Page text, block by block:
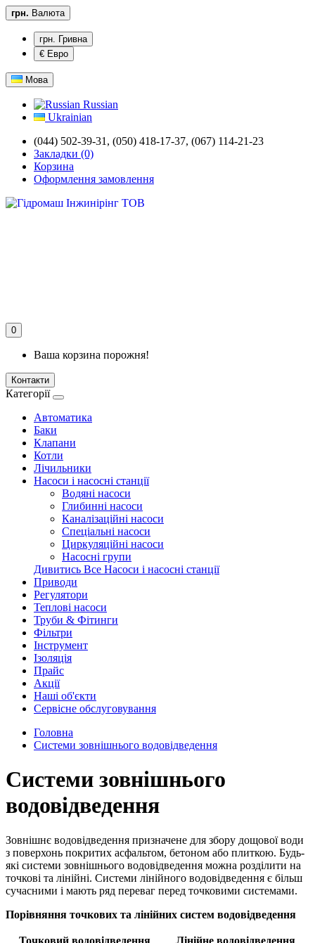
грн. Валюта
грн. Гривна
€ Евро
Мова
Russian
Ukrainian
(044) 502-39-31, (050) 418-17-37, (067) 114-21-23
Закладки (0)
Корзина
Оформлення замовлення
0
Ваша корзина порожня!
Контакти
Категорії
Автоматика
Баки
Клапани
Котли
Лічильники
Насоси і насосні станції
Водяні насоси
Глибинні насоси
Каналізаційні насоси
Спеціальні насоси
Циркуляційні насоси
Насосні групи
Дивитись Все Насоси і насосні станції
Приводи
Регулятори
Теплові насоси
Труби & Фітинги
Фільтри
Інструмент
Ізоляція
Прайс
Акції
Наші об'єкти
Сервісне обслуговування
Головна
Системи зовнішнього водовідведення
Системи зовнішнього
водовідведення
Зовнішнє водовідведення призначене для збору дощової води
з поверхонь покритих асфальтом, бетоном або плиткою. Будь-
які системи зовнішнього водовідведення можна розділити на
точкові та лінійні. Системи лінійного водовідведення є більш
сучасними і мають ряд переваг перед точковими системами.
Порівняння точкових та лінійних систем водовідведення
Точковий водовідведення
Лінійне водовідведення